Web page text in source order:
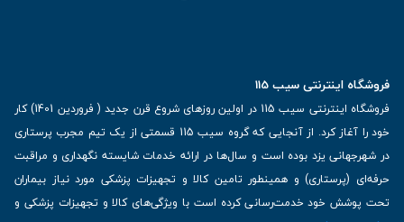
فروشگاه اینترنتی سیب 115
فروشگاه اینترنتی سیب 115 در اولین روزهای شروع قرن جدید ( فروردین 1401) کار
خود را آغاز کرد. از آنجایی که گروه سیب 115 قسمتی از یک تیم مجرب پرستاری
در شهرجهانی یزد بوده است و سال‌ها در ارائه خدمات شایسته نگهداری و مراقبت
حرفه‌ای (پرستاری) و همینطور تامین کالا و تجهیزات پزشکی مورد نیاز بیماران
تحت پوشش خود خدمت‌رسانی کرده است با ویژگی‌های کالا و تجهیزات پزشکی و